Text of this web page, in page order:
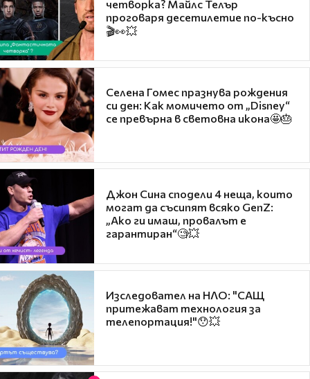
четворка? Майлс Телър
проговаря десетилетие по-късно
🎬👀💥
Селена Гомес празнува рождения
си ден: Как момичето от „Disney“
се превърна в световна икона🤩🎂
Джон Сина сподели 4 неща, които
могат да съсипят всяко GenZ:
„Ако ги имаш, провалът е
гарантиран“🧐💥
Изследовател на НЛО: "САЩ
притежават технология за
телепортация!"😯💥